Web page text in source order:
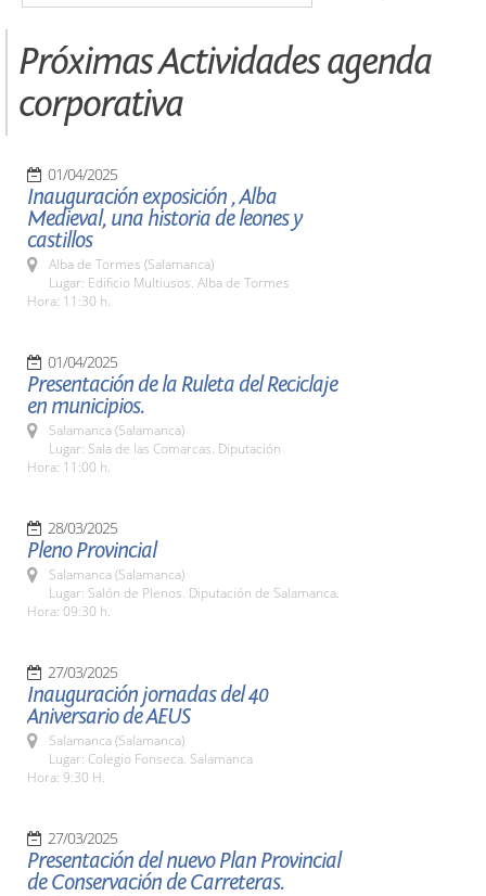
Próximas Actividades agenda
corporativa
01/04/2025
Inauguración exposición , Alba
Medieval, una historia de leones y
castillos
Alba de Tormes (Salamanca)
Lugar: Edificio Multiusos. Alba de Tormes
Hora: 11:30 h.
01/04/2025
Presentación de la Ruleta del Reciclaje
en municipios.
Salamanca (Salamanca)
Lugar: Sala de las Comarcas. Diputación
Hora: 11:00 h.
28/03/2025
Pleno Provincial
Salamanca (Salamanca)
Lugar: Salón de Plenos. Diputación de Salamanca.
Hora: 09:30 h.
27/03/2025
Inauguración jornadas del 40
Aniversario de AEUS
Salamanca (Salamanca)
Lugar: Colegio Fonseca. Salamanca
Hora: 9:30 H.
27/03/2025
Presentación del nuevo Plan Provincial
de Conservación de Carreteras.